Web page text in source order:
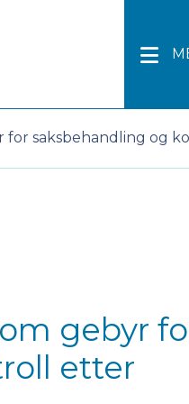
for saksbehandling og
gebyr
etter